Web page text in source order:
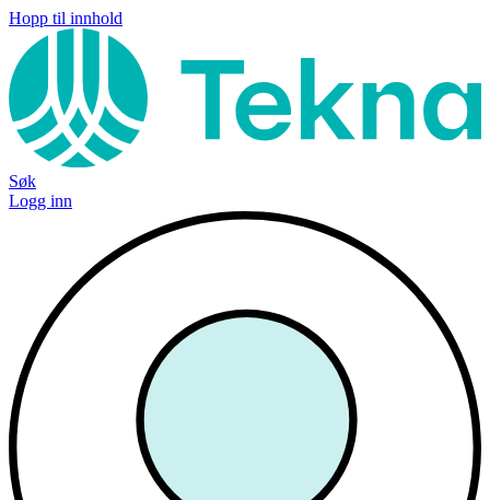
Hopp til innhold
Søk
Logg inn